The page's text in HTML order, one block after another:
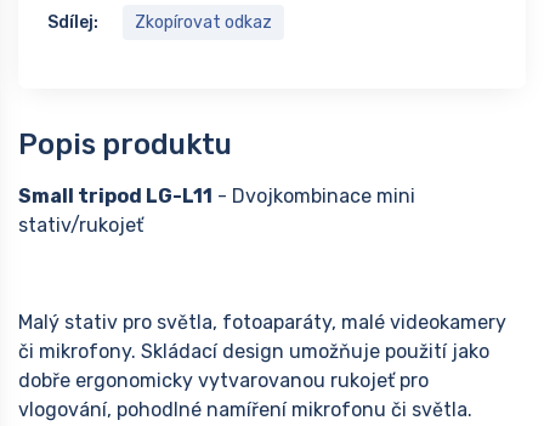
Sdílej: Zkopírovat odkaz
Popis produktu
Small tripod LG-L11 - Dvojkombinace mini
stativ/rukojeť
Malý stativ pro světla, fotoaparáty, malé videokamery
či mikrofony. Skládací design umožňuje použití jako
dobře ergonomicky vytvarovanou rukojeť pro
vlogování, pohodlné namíření mikrofonu či světla.